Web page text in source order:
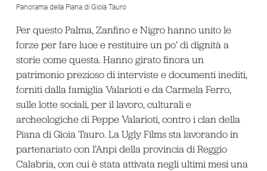
Panorama della Piana di Gioia Tauro
Per questo Palma, Zanfino e Nigro hanno unito le
forze per fare luce e restituire un po’ di dignità a
storie come questa. Hanno girato finora un
patrimonio prezioso di interviste e documenti inediti,
forniti dalla famiglia Valarioti e da Carmela Ferro,
sulle lotte sociali, per il lavoro, culturali e
archeologiche di Peppe Valarioti, contro i clan della
Piana di Gioia Tauro. La Ugly Films sta lavorando in
partenariato con l’Anpi della provincia di Reggio
Calabria, con cui è stata attivata negli ultimi mesi una